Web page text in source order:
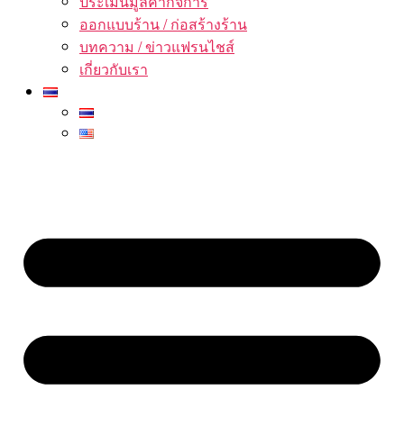
ออกแบบร้าน / ก่อสร้างร้าน
บทความ / ข่าวแฟรนไชส์
เกี่ยวกับเรา